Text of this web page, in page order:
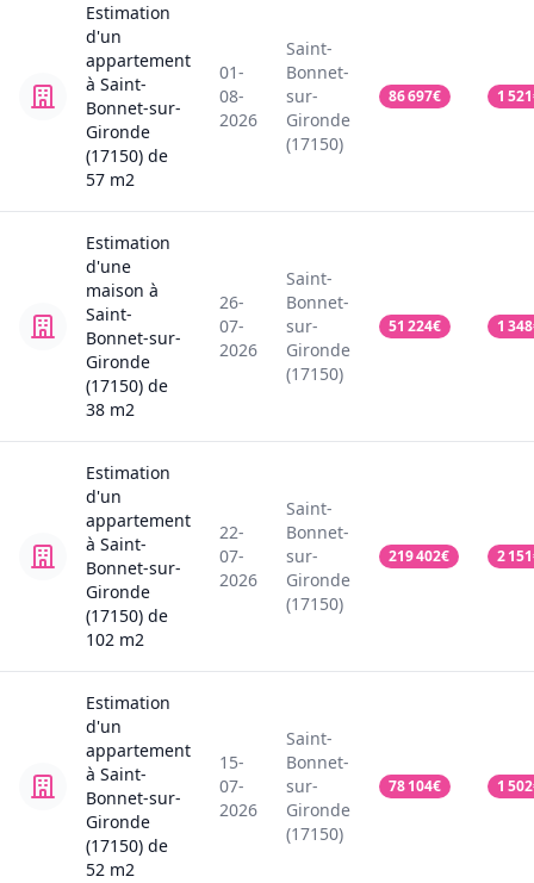
Estimation
d'un
appartement
à Saint-
Bonnet-sur-
Gironde
(17150) de
57 m2
01-
08-
2026
Saint-
Bonnet-
sur-
Gironde
(17150)
86 697€ 1 521
Estimation
d'une
maison à
Saint-
Bonnet-sur-
Gironde
(17150) de
38 m2
26-
07-
2026
Saint-
Bonnet-
sur-
Gironde
(17150)
51 224€ 1 348
Estimation
d'un
appartement
à Saint-
Bonnet-sur-
Gironde
(17150) de
102 m2
22-
07-
2026
Saint-
Bonnet-
sur-
Gironde
(17150)
219 402€ 2 151
Estimation
d'un
appartement
à Saint-
Bonnet-sur-
Gironde
(17150) de
52 m2
15-
07-
2026
Saint-
Bonnet-
sur-
Gironde
(17150)
78 104€ 1 502